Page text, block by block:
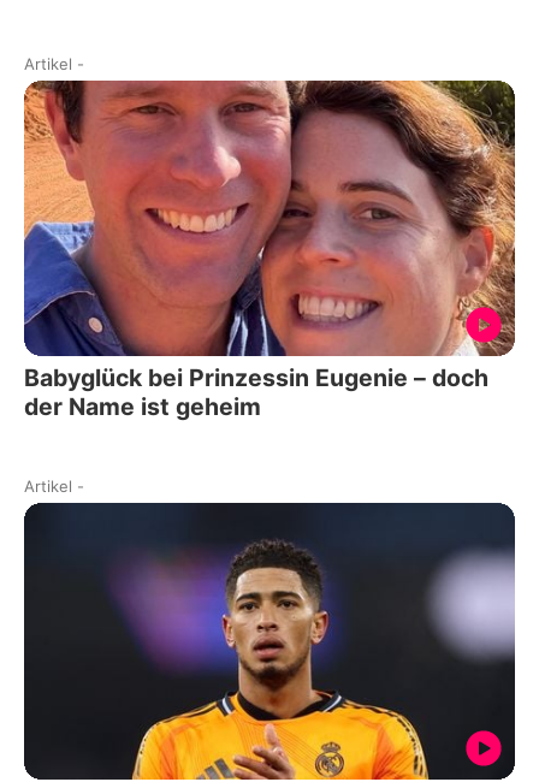
Artikel -
Babyglück bei Prinzessin Eugenie – doch
der Name ist geheim
Artikel -